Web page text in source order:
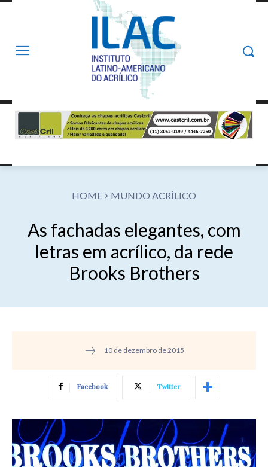
HOME MUNDO ACRÍLICO
As fachadas elegantes, com
letras em acrílico, da rede
Brooks Brothers
10 de dezembro de 2015
Facebook Twitter